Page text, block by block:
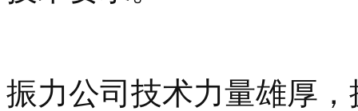
振力公司技术力量雄厚